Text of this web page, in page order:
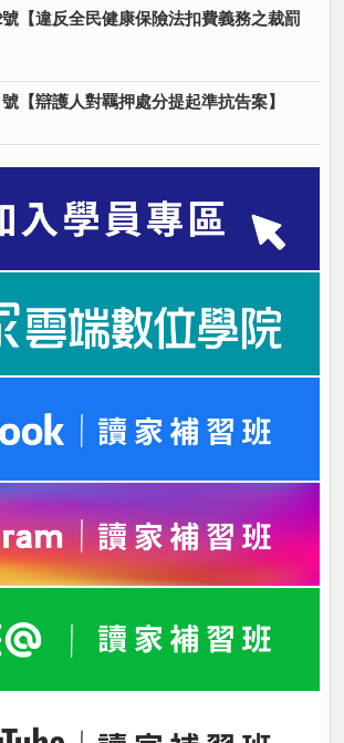
【違反全民健康保險法扣費義務之裁罰
【辯護人對羈押處分提起準抗告案】